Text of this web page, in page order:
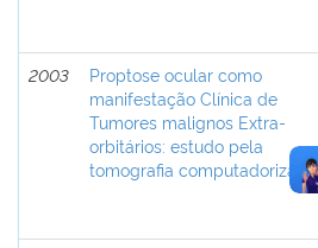
2003
Proptose ocular como
manifestação Clínica de
Tumores malignos Extra-
orbitários: estudo pela
tomografia computadorizada